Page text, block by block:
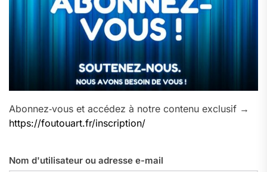
Abonnez‑vous et accédez à notre contenu exclusif →
https://foutouart.fr/inscription/
Nom d'utilisateur ou adresse e-mail